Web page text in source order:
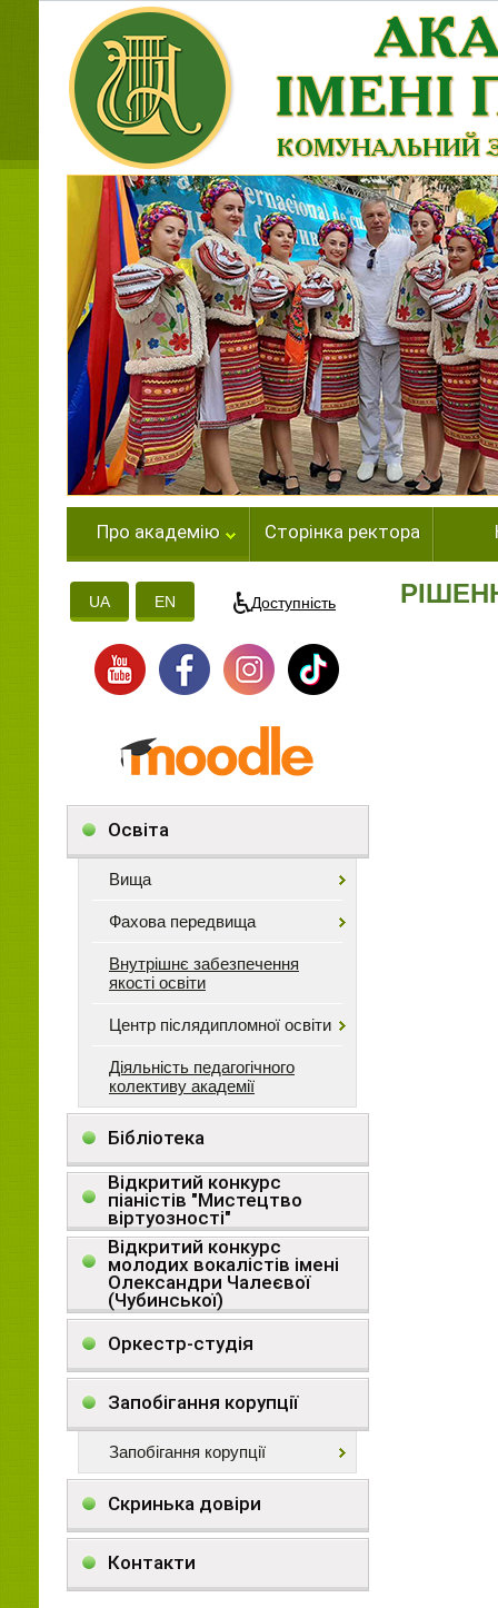
Про академію Сторінка ректора
UA EN Доступність
Освіта
Вища
Фахова передвища
Внутрішнє забезпечення
якості освіти
Центр післядипломної освіти
Діяльність педагогічного
колективу академії
Бібліотека
Відкритий конкурс
піаністів "Мистецтво
віртуозності"
Відкритий конкурс
молодих вокалістів імені
Олександри Чалеєвої
(Чубинської)
Оркестр-студія
Запобігання корупції
Запобігання корупції
Скринька довіри
Контакти